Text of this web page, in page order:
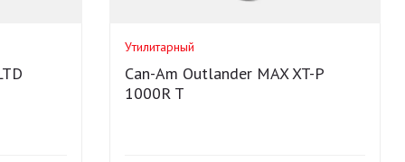
Утилитарный
Can-Am Outlander MAX XT-P
1000R T